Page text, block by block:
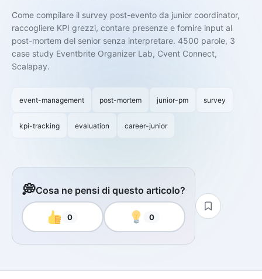
Come compilare il survey post-evento da junior coordinator,
raccogliere KPI grezzi, contare presenze e fornire input al
post-mortem del senior senza interpretare. 4500 parole, 3
case study Eventbrite Organizer Lab, Cvent Connect,
Scalapay.
event-management post-mortem junior-pm survey
kpi-tracking evaluation career-junior
💭Cosa ne pensi di questo articolo?
0 0